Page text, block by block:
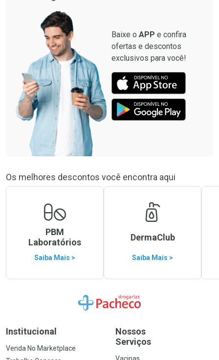
Baixe o APP e confira
ofertas e descontos
exclusivos para você!
Os melhores descontos você encontra aqui
PBM
Laboratórios
Saiba Mais >
DermaClub
Saiba Mais >
Ir para a Home
Institucional
Venda No Marketplace
Nossos
Serviços
Vacinas